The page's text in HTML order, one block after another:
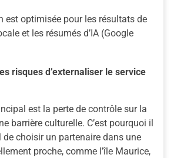
est optimisée pour les résultats de
et les résumés d’IA (Google
risques d’externaliser le service
est la perte de contrôle sur la
barrière culturelle. C’est pourquoi il
de choisir un partenaire dans une
proche, comme l’île Maurice,